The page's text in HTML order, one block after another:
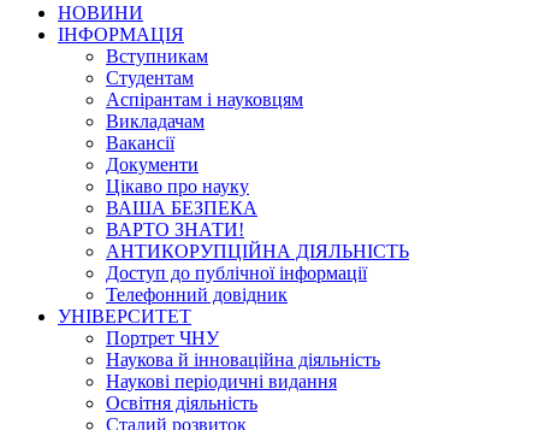
НОВИНИ
ІНФОРМАЦІЯ
Вступникам
Студентам
Аспірантам і науковцям
Викладачам
Вакансії
Документи
Цікаво про науку
ВАША БЕЗПЕКА
ВАРТО ЗНАТИ!
АНТИКОРУПЦІЙНА ДІЯЛЬНІСТЬ
Доступ до публічної інформації
Телефонний довідник
УНІВЕРСИТЕТ
Портрет ЧНУ
Наукова й інноваційна діяльність
Наукові періодичні видання
Освітня діяльність
Сталий розвиток